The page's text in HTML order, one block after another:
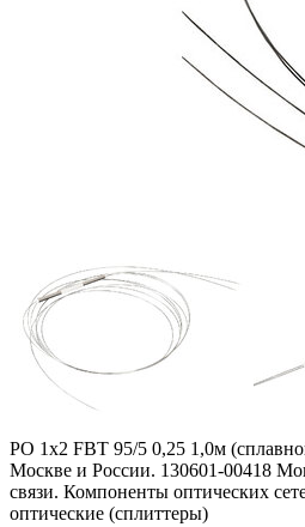
РO 1х2 FBT 95/5 0,25 1,0м
Москве и России. 130601-00418
связи. Компоненты оптических
оптические (сплиттеры)